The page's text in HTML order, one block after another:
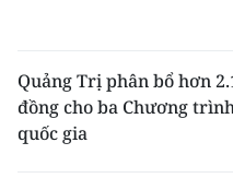
Quảng Trị phân bổ hơn
đồng cho ba Chương
quốc gia